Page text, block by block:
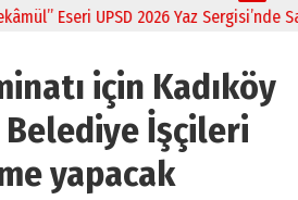
Eseri UPSD 2026 Yaz Sergisi’nde
için Kadıköy
İşçileri
yapacak